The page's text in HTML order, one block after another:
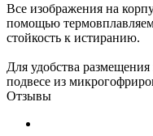
Все изображения на
помощью
стойкость к истиранию.
Для удобства размещения
подвесе из
Отзывы